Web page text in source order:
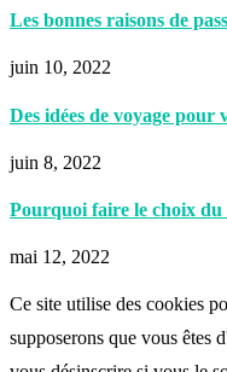
Les bonnes raisons de
juin 10, 2022
Des idées de voyage pour
juin 8, 2022
Pourquoi faire le choix du
mai 12, 2022
Ce site utilise des cookies
supposerons que vous êtes